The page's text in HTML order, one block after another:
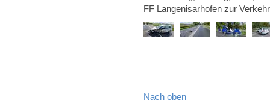
FF Langenisarhofen zur
Nach oben